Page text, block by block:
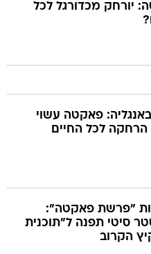
יורחק מכדורגל לכל
באנגליה: פאקטה עשוי
הרחקה לכל החיים
"פרשת פאקטה":
סיטי תפנה ל"תוכנית
הקרוב